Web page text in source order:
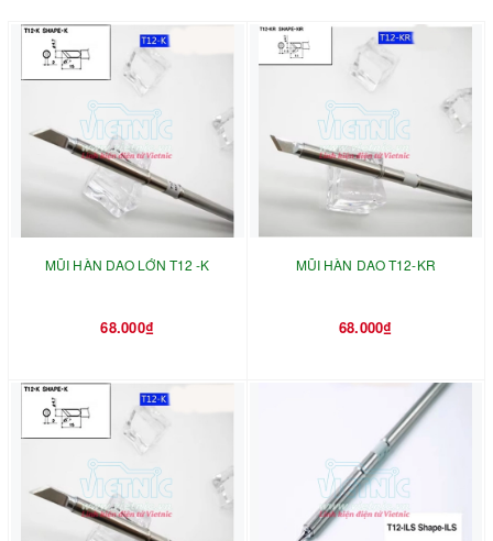
MŨI HÀN DAO LỚN T12 -K
68.000₫
MŨI HÀN DAO T12-KR
68.000₫